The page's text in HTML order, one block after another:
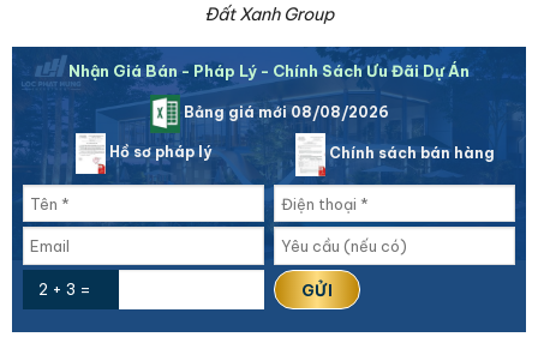
Đất Xanh Group
Nhận Giá Bán - Pháp Lý - Chính Sách Ưu Đãi Dự Án
Bảng giá mới 08/08/2026
Hồ sơ pháp lý Chính sách bán hàng
2 + 3 =